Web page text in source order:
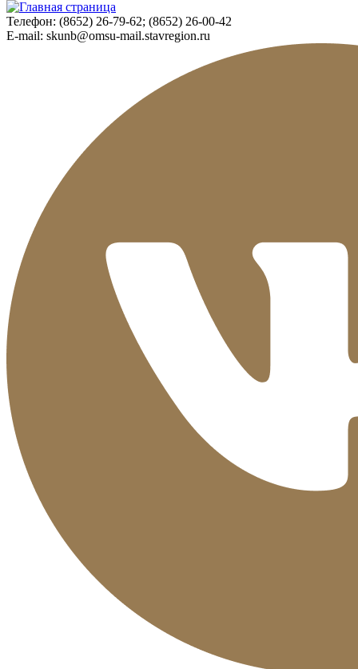
Телефон: (8652) 26-79-62; (8652) 26-00-42
E-mail: skunb@omsu-mail.stavregion.ru